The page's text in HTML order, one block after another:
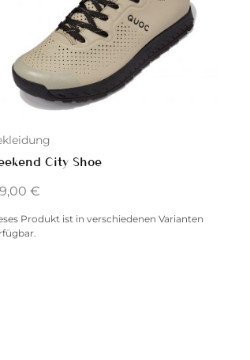
City Shoe
€
Produkt ist in verschiedenen Varianten